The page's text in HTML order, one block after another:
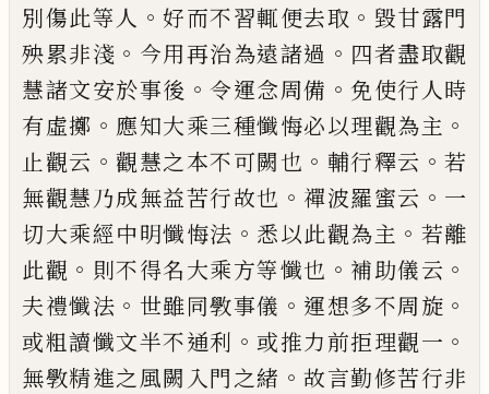
別傷此等人 。 好而不習輒便去取 。 毀甘露門
殃累非淺 。 今用再治為遠諸過 。 四者盡取觀
慧諸文安於事後 。 令運念周備 。 免使行人時
有虛擲 。 應知大乘三種懺悔必以理觀為主 。
止觀云 。 觀慧之本不可闕也 。 輔行釋云 。 若
無觀慧乃成無益苦行故也 。 禪波羅蜜云 。 一
切大乘經中明懺悔法 。 悉以此觀為主 。 若離
此觀 。 則不得名大乘方等懺也 。 補助儀云 。
夫禮懺法 。 世雖同斆事儀 。 運想多不周旋 。
或粗讀懺文半不通利 。 或推力前拒理觀一 。
無斆精進之風闕入門之緒 。 故言勤修苦行非